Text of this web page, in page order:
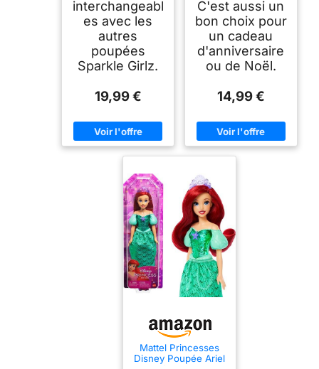
interchangeabl
es avec les
autres
poupées
Sparkle Girlz.
19,99 €
C'est aussi un
bon choix pour
un cadeau
d'anniversaire
ou de Noël.
14,99 €
Mattel Princesses
Disney Poupée Ariel